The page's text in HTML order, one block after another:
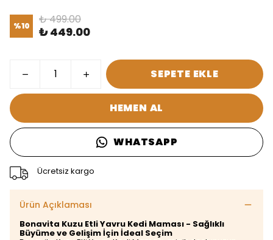
%10 ₺ 499.00
₺ 449.00
SEPETE EKLE
HEMEN AL
WHATSAPP
Ücretsiz kargo
Ürün Açıklaması
Bonavita Kuzu Etli Yavru Kedi Maması - Sağlıklı
Büyüme ve Gelişim İçin İdeal Seçim